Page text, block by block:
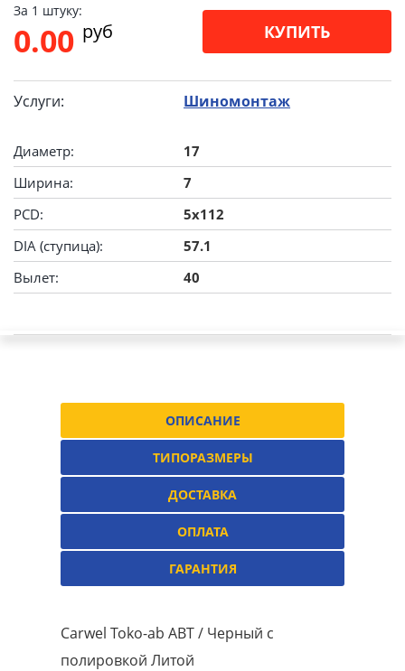
За 1 штуку:
0.00 pуб КУПИТЬ
Услуги: Шиномонтаж
Диаметр:
17
Ширина:
7
PCD:
5x112
DIA (ступица):
57.1
Вылет:
40
ОПИСАНИЕ
ТИПОРАЗМЕРЫ
ДОСТАВКА
ОПЛАТА
ГАРАНТИЯ
Carwel Toko-ab ABT / Черный с
полировкой Литой